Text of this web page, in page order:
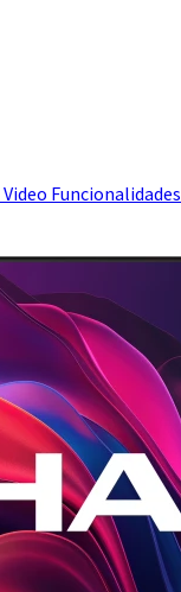
Video Funcionalidades